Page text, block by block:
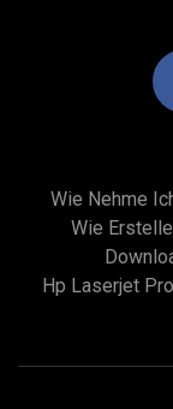
Wie Nehme
Wie
Hp Laserjet